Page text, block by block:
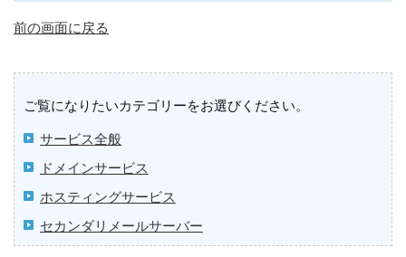
前の画面に戻る
ご覧になりたいカテゴリーをお選びください。
サービス全般
ドメインサービス
ホスティングサービス
セカンダリメールサーバー